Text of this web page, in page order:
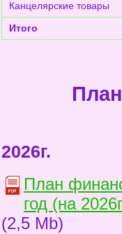
Канцелярские товары
Итого
2026г.
План
год (на
(2,5 Mb)